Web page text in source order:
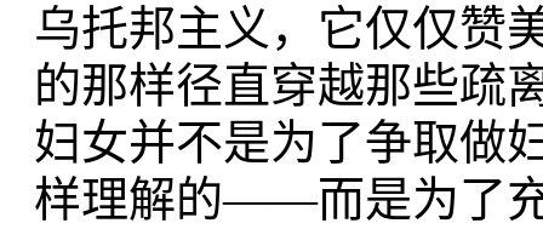
乌托邦主义，它仅仅赞
的那样径直穿越那些疏
妇女并不是为了争取
样理解的——而是为了